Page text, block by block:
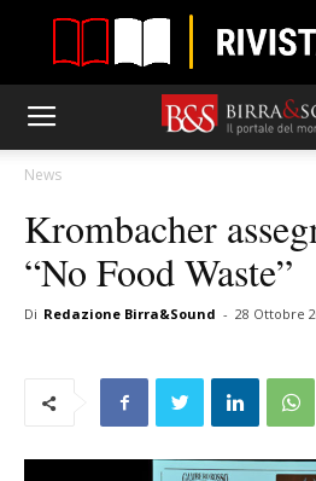
News
Krombacher
“No Food Waste”
Di Redazione Birra&Sound - 28 Ottobre